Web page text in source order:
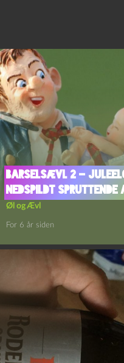
Barselsævl 2 –
Nedspildt spruttende
Øl og Ævl
For 6 år siden